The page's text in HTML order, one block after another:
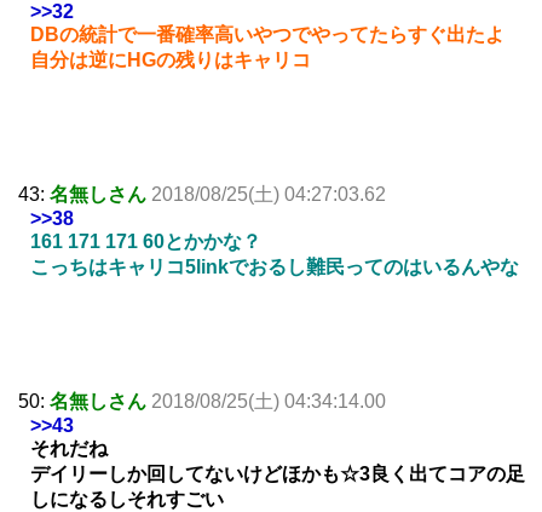
>>32
DBの統計で一番確率高いやつでやってたらすぐ出たよ
自分は逆にHGの残りはキャリコ
43: 名無しさん 2018/08/25(土) 04:27:03.62
>>38
161 171 171 60とかかな？
こっちはキャリコ5linkでおるし難民ってのはいるんやな
50: 名無しさん 2018/08/25(土) 04:34:14.00
>>43
それだね
デイリーしか回してないけどほかも☆3良く出てコアの足
しになるしそれすごい